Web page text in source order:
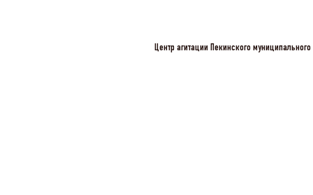
Центр агитации Пекинского